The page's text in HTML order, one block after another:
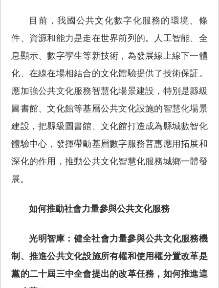
目前，我國公共文化數字化服務的環境、條
件、資源和能力是走在世界前列的。人工智能、全
息顯示、數字孿生等新技術，為發展線上線下一體
化、在線在場相結合的文化體驗提供了技術保証。
應加強公共文化服務智慧化場景建設，特別是縣級
圖書館、文化館等基層公共文化設施的智慧化場景
建設，把縣級圖書館、文化館打造成為縣城數智化
體驗中心，發揮帶動基層數字服務普惠應用拓展和
深化的作用，推動公共文化智慧化服務城鄉一體發
展。
如何推動社會力量參與公共文化服務
光明智庫：健全社會力量參與公共文化服務機
制、推進公共文化設施所有權和使用權分置改革是
黨的二十屆三中全會提出的改革任務，如何推進這